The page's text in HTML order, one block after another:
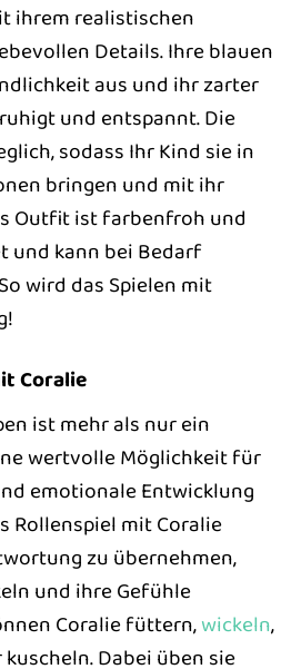
ihrem realistischen
Details. Ihre blauen
aus und ihr zarter
und entspannt. Die
sodass Ihr Kind sie in
bringen und mit ihr
Outfit ist farbenfroh und
und kann bei Bedarf
wird das Spielen mit
Coralie
ist mehr als nur ein
wertvolle Möglichkeit für
emotionale Entwicklung
Rollenspiel mit Coralie
zu übernehmen,
und ihre Gefühle
Coralie füttern,wickeln,
Dabei üben sie